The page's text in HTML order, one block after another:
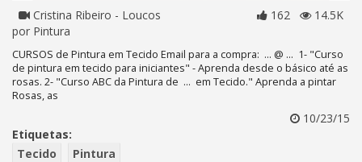
Cristina Ribeiro - Loucos
por Pintura
162 14.5K
CURSOS de Pintura em Tecido Email para a compra: ... @ ... 1- "Curso
de pintura em tecido para iniciantes" - Aprenda desde o básico até as
rosas. 2- "Curso ABC da Pintura de ... em Tecido." Aprenda a pintar
Rosas, as
10/23/15
Etiquetas:
Tecido
Pintura